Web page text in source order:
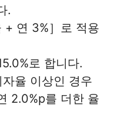
.
+ 연 3%］로 적용
로 합니다.
율 이상인 경우
2.0%p를 더한 율